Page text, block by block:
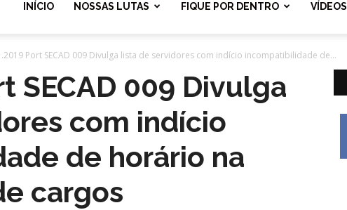
INÍCIO NOSSAS LUTAS FIQUE POR DENTRO VÍDEOS
Port SECAD 009 Divulga lista de servidores com indício incompatibilidade de...
SECAD 009 Divulga
com indício
de horário na
cargos